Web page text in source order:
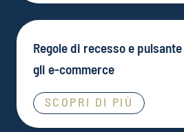
Regole di recesso e
gli e-commerce
SCOPRI DI PIÙ